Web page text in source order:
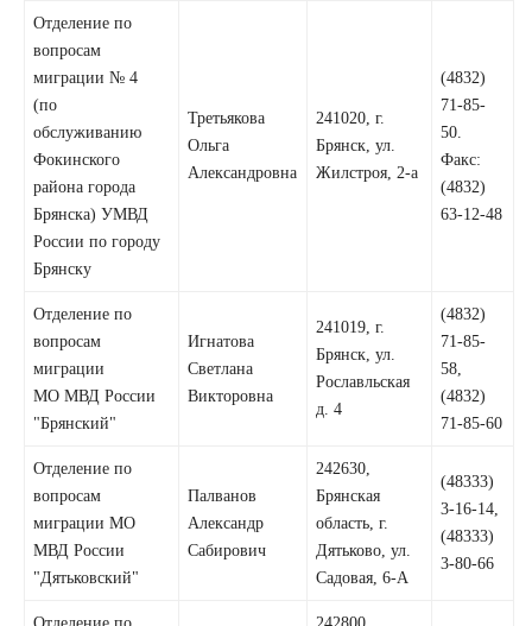
Отделение по
вопросам
миграции № 4
(по
обслуживанию
Фокинского
района города
Брянска) УМВД
России по городу
Брянску
Третьякова
Ольга
Александровна
241020, г.
Брянск, ул.
Жилстроя, 2-а
(4832)
71-85-
50.
Факс:
(4832)
63-12-48
Отделение по
вопросам
миграции
МО МВД России
"Брянский"
Игнатова
Светлана
Викторовна
241019, г.
Брянск, ул.
Рославльская
д. 4
(4832)
71-85-
58,
(4832)
71-85-60
Отделение по
вопросам
миграции МО
МВД России
"Дятьковский"
Палванов
Александр
Сабирович
242630,
Брянская
область, г.
Дятьково, ул.
Садовая, 6-А
(48333)
3-16-14,
(48333)
3-80-66